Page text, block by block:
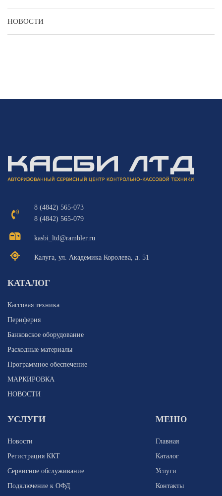
НОВОСТИ
8 (4842) 565-073
8 (4842) 565-079
kasbi_ltd@rambler.ru
Калуга, ул. Академика Королева, д. 51
КАТАЛОГ
Кассовая техника
Периферия
Банковское оборудование
Расходные материалы
Программное обеспечение
МАРКИРОВКА
НОВОСТИ
УСЛУГИ
Новости
Регистрация ККТ
Сервисное обслуживание
Подключение к ОФД
МЕНЮ
Главная
Каталог
Услуги
Контакты